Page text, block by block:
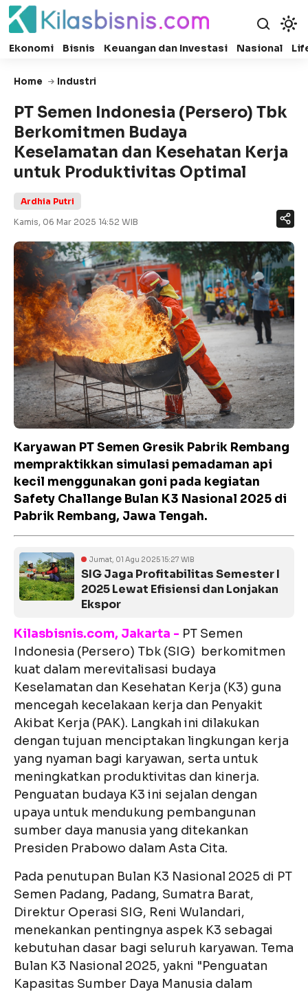
Ekonomi Bisnis Keuangan dan Investasi Nasional
Home Industri
PT Semen Indonesia (Persero) Tbk
Berkomitmen Budaya
Keselamatan dan Kesehatan Kerja
untuk Produktivitas Optimal
Ardhia Putri
Kamis, 06 Mar 2025 14:52 WIB
Karyawan PT Semen Gresik Pabrik Rembang
mempraktikkan simulasi pemadaman api
kecil menggunakan goni pada kegiatan
Safety Challange Bulan K3 Nasional 2025 di
Pabrik Rembang, Jawa Tengah.
Jumat, 01 Agu 2025 15:27 WIB
SIG Jaga Profitabilitas Semester I
2025 Lewat Efisiensi dan Lonjakan
Ekspor
Kilasbisnis.com, Jakarta - PT Semen
Indonesia (Persero) Tbk (SIG) berkomitmen
kuat dalam merevitalisasi budaya
Keselamatan dan Kesehatan Kerja (K3) guna
mencegah kecelakaan kerja dan Penyakit
Akibat Kerja (PAK). Langkah ini dilakukan
dengan tujuan menciptakan lingkungan kerja
yang nyaman bagi karyawan, serta untuk
meningkatkan produktivitas dan kinerja.
Penguatan budaya K3 ini sejalan dengan
upaya untuk mendukung pembangunan
sumber daya manusia yang ditekankan
Presiden Prabowo dalam Asta Cita.
Pada penutupan Bulan K3 Nasional 2025 di PT
Semen Padang, Padang, Sumatra Barat,
Direktur Operasi SIG, Reni Wulandari,
menekankan pentingnya aspek K3 sebagai
kebutuhan dasar bagi seluruh karyawan. Tema
Bulan K3 Nasional 2025, yakni "Penguatan
Kapasitas Sumber Daya Manusia dalam